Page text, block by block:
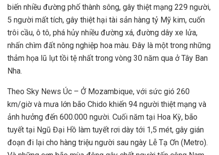
biến nhiều đường phố thành sông, gây thiệt mạng 229 người,
5 người mất tích, gây thiệt hại tài sản hàng tỷ Mỹ kim, cuốn
trôi cầu, ô tô, phá hủy nhiều đường xá, đường dây xe lửa,
nhấn chìm đất nông nghiệp hoa màu. Đây là một trong những
thảm họa lũ lụt tồi tệ nhất trong vòng 30 năm qua ở Tây Ban
Nha.
Theo Sky News Úc – Ở Mozambique, với sức gió 260
km/giờ và mưa lớn bão Chido khiến 94 người thiệt mạng và
ảnh hưởng đến 600.000 người. Cuối năm tại Hoa Kỳ, bão
tuyết tại Ngũ Đại Hồ làm tuyết rơi dày tới 1,5 mét, gây gián
đoạn đi lại cho hàng triệu người sau ngày Lễ Tạ Ơn (Metro).